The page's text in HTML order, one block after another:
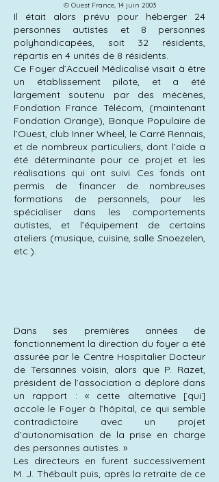
© Ouest France, 14 juin 2003
Il était alors prévu pour héberger 24
personnes autistes et 8 personnes
polyhandicapées, soit 32 résidents,
répartis en 4 unités de 8 résidents.
Ce Foyer d’Accueil Médicalisé visait à être
un établissement pilote, et a été
largement soutenu par des mécènes,
Fondation France Télécom, (maintenant
Fondation Orange), Banque Populaire de
l’Ouest, club Inner Wheel, le Carré Rennais,
et de nombreux particuliers, dont l’aide a
été déterminante pour ce projet et les
réalisations qui ont suivi. Ces fonds ont
permis de financer de nombreuses
formations de personnels, pour les
spécialiser dans les comportements
autistes, et l’équipement de certains
ateliers (musique, cuisine, salle Snoezelen,
etc.).
Dans ses premières années de
fonctionnement la direction du foyer a été
assurée par le Centre Hospitalier Docteur
de Tersannes voisin, alors que P. Razet,
président de l’association a déploré dans
un rapport : « cette alternative [qui]
accole le Foyer à l’hôpital, ce qui semble
contradictoire avec un projet
d’autonomisation de la prise en charge
des personnes autistes. »
Les directeurs en furent successivement
M. J. Thébault puis, après la retraite de ce